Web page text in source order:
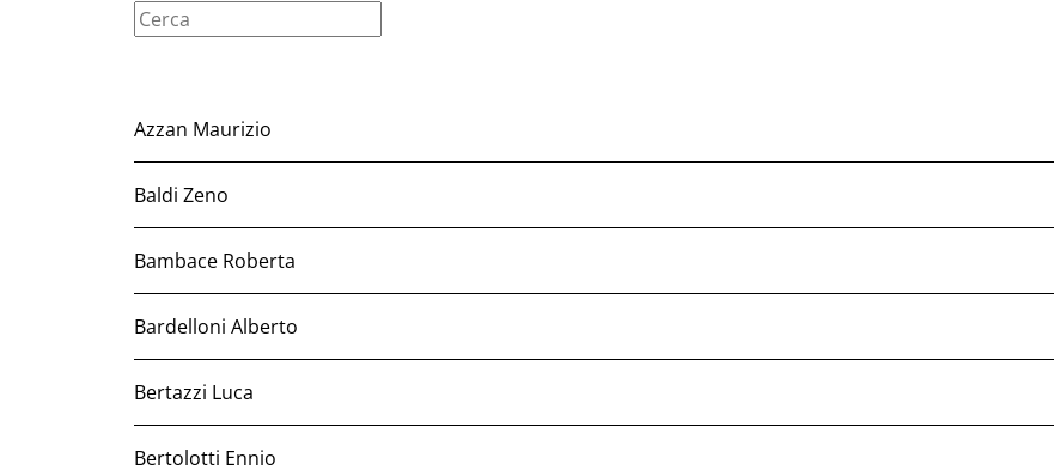
Azzan Maurizio
Baldi Zeno
Bambace Roberta
Bardelloni Alberto
Bertazzi Luca
Bertolotti Ennio